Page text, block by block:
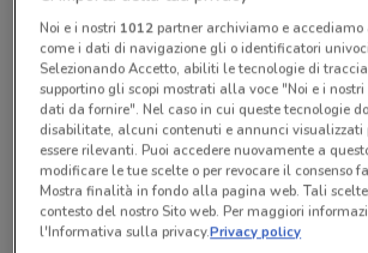
Tutte le promozioni di questo negozio
Noi e i nostri 1012partner archiviamo e accediamo
come i dati di navigazione gli o identificatori
Selezionando Accetto, abiliti le tecnologie di
supportino gli scopi mostrati alla voce "Noi e i
dati da fornire". Nel caso in cui queste tecnologie
disabilitate, alcuni contenuti e annunci visualizzati
essere rilevanti. Puoi accedere nuovamente a
modificare le tue scelte o per revocare il consenso
Mostra finalità in fondo alla pagina web. Tali
contesto del nostro Sito web. Per maggiori
l'Informativa sulla privacy.Privacy policy